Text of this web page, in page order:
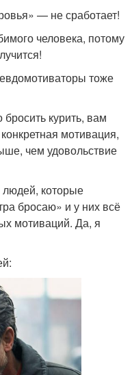
— не сработает!
человека, потому
тоже
курить, вам
мотивация,
чем удовольствие
людей, которые
бросаю» и у них всё
мотиваций. Да, я